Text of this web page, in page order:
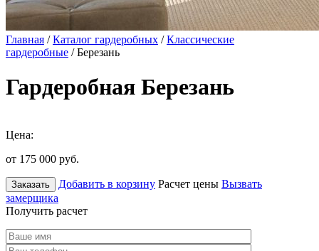
Главная /Каталог гардеробных /Классические
гардеробные / Березань
Гардеробная Березань
Цена:
от 175 000 руб.
Заказать Добавить в корзину Расчет цены Вызвать
замерщика
Получить расчет